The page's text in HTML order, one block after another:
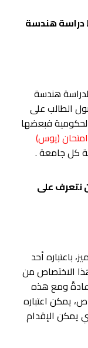
دراسة هندسة
هندسة
الطالب على
فبعضها
امتحان (يوس)
كل جامعة .
نتعرف على
باعتباره أحد
الاختصاص من
عادةً ومع هذه
يمكن اعتباره
يمكن الإقدام